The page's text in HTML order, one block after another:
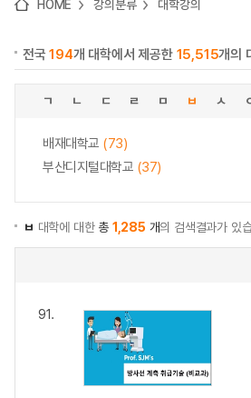
HOME 강의분류 대학강의
전국194개 대학에서 제공한 15,515개의
ㄱ ㄴ ㄷ ㄹ ㅁ ㅂ ㅅ
배재대학교 (73)
부산디지털대학교 (37)
ㅂ 대학에 대한총 1,285 개의 검색결과가 있
91.